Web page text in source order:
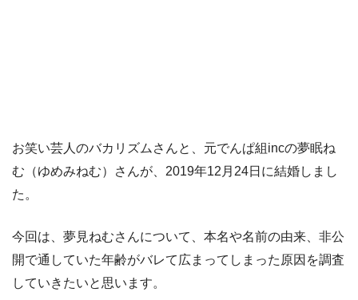
お笑い芸人のバカリズムさんと、元でんぱ組incの夢眠ね
む（ゆめみねむ）さんが、2019年12月24日に結婚しまし
た。
今回は、夢見ねむさんについて、本名や名前の由来、非公
開で通していた年齢がバレて広まってしまった原因を調査
していきたいと思います。